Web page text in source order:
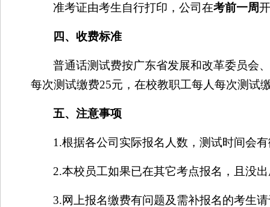
准考证由考生自行打印，公司在考前一周
四、收费标准
普通话测试费按广东省发展和改革委员会
每次测试缴费25元，在校教职工每人每次测试
五、注意事项
1.根据各公司实际报名人数，测试时间会
2.本校员工如果已在其它考点报名，且没
3.网上报名缴费有问题及需补报名的考生